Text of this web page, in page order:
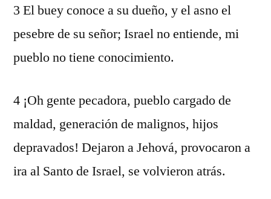
3 El buey conoce a su dueño, y el asno el
pesebre de su señor; Israel no entiende, mi
pueblo no tiene conocimiento.
4 ¡Oh gente pecadora, pueblo cargado de
maldad, generación de malignos, hijos
depravados! Dejaron a Jehová, provocaron a
ira al Santo de Israel, se volvieron atrás.